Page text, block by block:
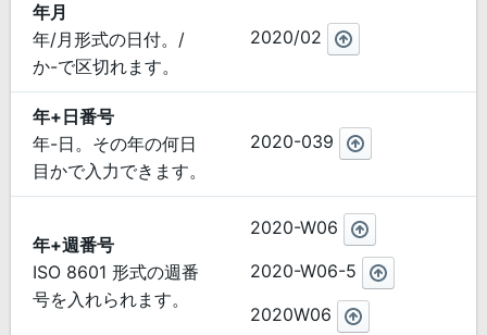
年月
年/月形式の日付。/
か-で区切れます。
2020/02
年+日番号
年-日。その年の何日
目かで入力できます。
2020-039
年+週番号
ISO 8601 形式の週番
号を入れられます。
2020-W06
2020-W06-5
2020W06